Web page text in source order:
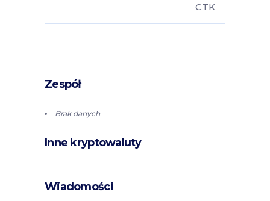
CTK
Zespół
Brak danych
Inne kryptowaluty
Wiadomości